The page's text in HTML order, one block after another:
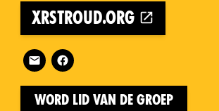
xrstroud.org
Follow XR Stroud on
Word lid van de groep